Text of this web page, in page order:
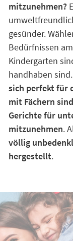
mitzunehmen?
gesünder.
Bedürfnissen
Kindergarten
handhaben sind.
sich perfekt für
mit Fächern
Gerichte für
mitzunehmen.
völlig
hergestellt.